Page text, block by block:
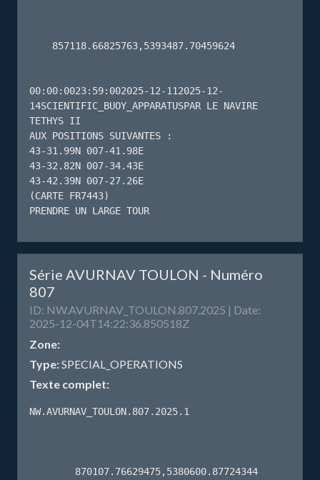
00:00:0023:59:002025-12-112025-12-
14SCIENTIFIC_BUOY_APPARATUSPAR LE NAVIRE
TETHYS II
AUX POSITIONS SUIVANTES :
43-31.99N 007-41.98E
43-32.82N 007-34.43E
43-42.39N 007-27.26E
(CARTE FR7443)
PRENDRE UN LARGE TOUR
Série AVURNAV TOULON - Numéro
807
ID: NW.AVURNAV_TOULON.807.2025 | Date:
2025-12-04T14:22:36.850518Z
Zone:
Type:SPECIAL_OPERATIONS
Texte complet:
NW.AVURNAV_TOULON.807.2025.1